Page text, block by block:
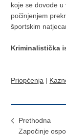
koje se dovode
počinjenjem
športskim
Kriminalistička
Priopćenja |
Prethodna
Započinje